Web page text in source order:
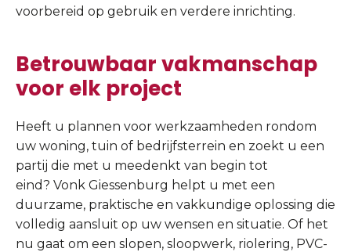
voorbereid op gebruik en verdere inrichting.
Betrouwbaar vakmanschap
voor elk project
Heeft u plannen voor werkzaamheden rondom
uw woning, tuin of bedrijfsterrein en zoekt u een
partij die met u meedenkt van begin tot
eind? Vonk Giessenburg helpt u met een
duurzame, praktische en vakkundige oplossing die
volledig aansluit op uw wensen en situatie. Of het
nu gaat om een slopen, sloopwerk, riolering, PVC-